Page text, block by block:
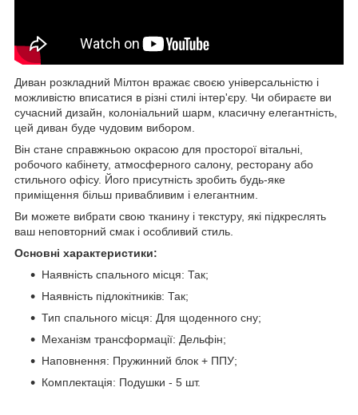
Диван розкладний Мілтон вражає своєю універсальністю і
можливістю вписатися в різні стилі інтер'єру. Чи обираєте ви
сучасний дизайн, колоніальний шарм, класичну елегантність,
цей диван буде чудовим вибором.
Він стане справжньою окрасою для просторої вітальні,
робочого кабінету, атмосферного салону, ресторану або
стильного офісу. Його присутність зробить будь-яке
приміщення більш привабливим і елегантним.
Ви можете вибрати свою тканину і текстуру, які підкреслять
ваш неповторний смак і особливий стиль.
Основні характеристики:
Наявність спального місця: Так;
Наявність підлокітників: Так;
Тип спального місця: Для щоденного сну;
Механізм трансформації: Дельфін;
Наповнення: Пружинний блок + ППУ;
Комплектація: Подушки - 5 шт.